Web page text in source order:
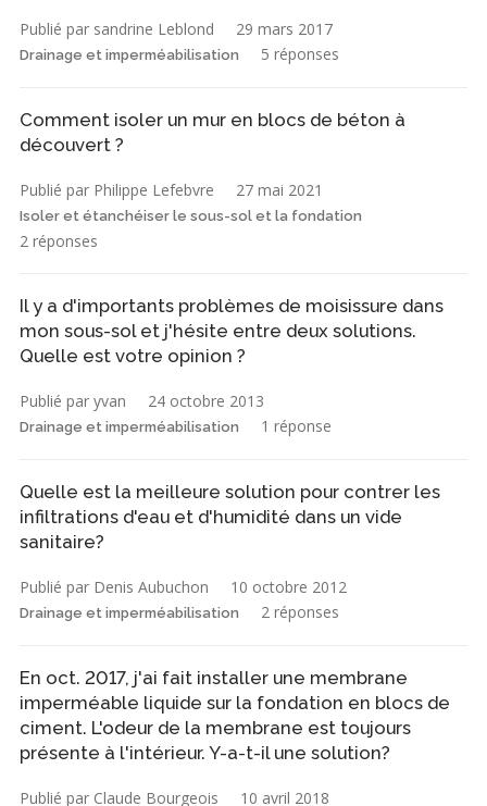
Publié par sandrine Leblond 29 mars 2017
Drainage et imperméabilisation 5 réponses
Comment isoler un mur en blocs de béton à
découvert ?
Publié par Philippe Lefebvre 27 mai 2021
Isoler et étanchéiser le sous-sol et la fondation
2 réponses
Il y a d'importants problèmes de moisissure dans
mon sous-sol et j'hésite entre deux solutions.
Quelle est votre opinion ?
Publié par yvan 24 octobre 2013
Drainage et imperméabilisation 1 réponse
Quelle est la meilleure solution pour contrer les
infiltrations d'eau et d'humidité dans un vide
sanitaire?
Publié par Denis Aubuchon 10 octobre 2012
Drainage et imperméabilisation 2 réponses
En oct. 2017, j'ai fait installer une membrane
imperméable liquide sur la fondation en blocs de
ciment. L'odeur de la membrane est toujours
présente à l'intérieur. Y-a-t-il une solution?
Publié par Claude Bourgeois 10 avril 2018